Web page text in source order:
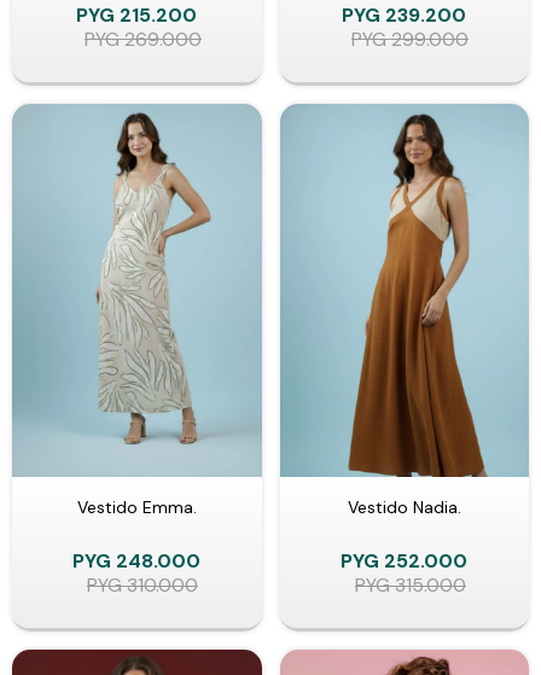
PYG 215.200
PYG269.000
PYG 239.200
PYG299.000
Vestido Emma.
PYG 248.000
PYG310.000
Vestido Nadia.
PYG 252.000
PYG315.000